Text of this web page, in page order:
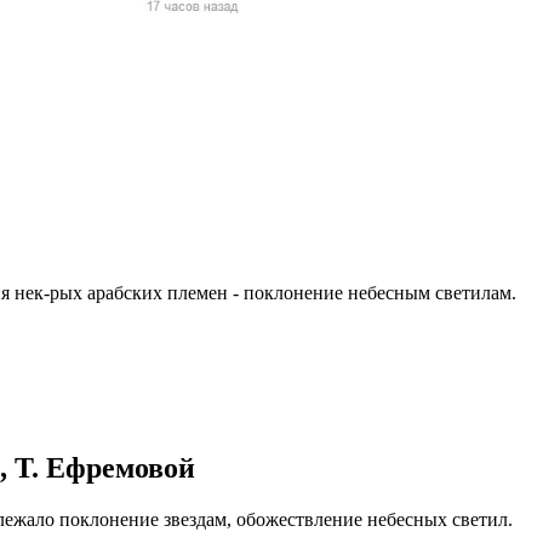
женщин и
страны),
нек-рых арабских племен - поклонение небесным светилам.
Т. Ефремовой
поклонение звездам, обожествление небесных светил.